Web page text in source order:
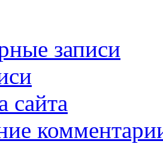
записи
сайта